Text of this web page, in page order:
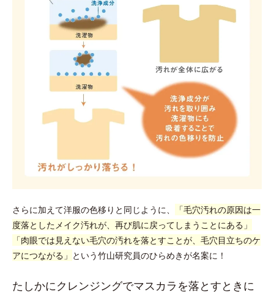
さらに加えて洋服の色移りと同じように、
「毛穴汚れの原因は一
度落としたメイク汚れが、再び肌に戻ってしまうことにある」
「肉眼では見えない毛穴の汚れを落とすことが、毛穴目立ちのケ
アにつながる」 という竹山研究員のひらめきが名案に！
たしかにクレンジングでマスカラを落とすときに